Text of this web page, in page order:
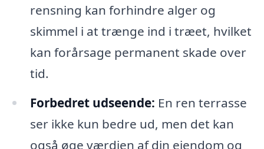
rensning kan forhindre alger og
skimmel i at trænge ind i træet, hvilket
kan forårsage permanent skade over
tid.
Forbedret udseende: En ren terrasse
ser ikke kun bedre ud, men det kan
også øge værdien af din ejendom og